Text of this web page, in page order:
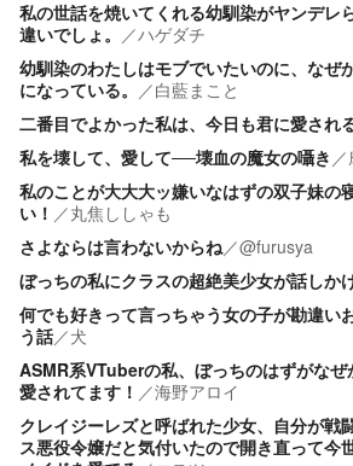
私の世話を焼いてくれる幼馴染がヤンデ
違いでしょ。 ／ハゲダチ
幼馴染のわたしはモブでいたいのに、なぜ
になっている。 ／白藍まこと
二番目でよかった私は、今日も君に愛される
私を壊して、愛して──壊血の魔女の囁き ／
私のことが大大大ッ嫌いなはずの双子妹の
い！ ／丸焦ししゃも
さよならは言わないからね／@furusya
ぼっちの私にクラスの超絶美少女が話しか
何でも好きって言っちゃう女の子が勘違い
う話／犬
ASMR系VTuberの私、ぼっちのはずがな
愛されてます！ ／海野アロイ
クレイジーレズと呼ばれた少女、自分が戦
ス悪役令嬢だと気付いたので開き直って今